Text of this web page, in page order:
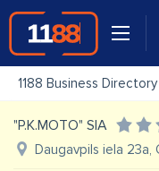
1188 Business Directory
"P.K.MOTO" SIA
Daugavpils iela 23a,